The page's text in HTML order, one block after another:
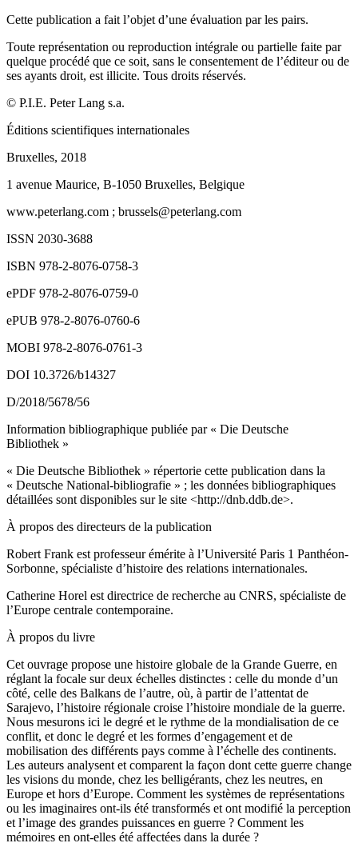
Cette publication a fait l’objet d’une évaluation par les pairs.
Toute représentation ou reproduction intégrale ou partielle faite par
quelque procédé que ce soit, sans le consentement de l’éditeur ou de
ses ayants droit, est illicite. Tous droits réservés.
© P.I.E. Peter Lang s.a.
Éditions scientifiques internationales
Bruxelles, 2018
1 avenue Maurice, B-1050 Bruxelles, Belgique
www.peterlang.com ; brussels@peterlang.com
ISSN 2030-3688
ISBN 978-2-8076-0758-3
ePDF 978-2-8076-0759-0
ePUB 978-2-8076-0760-6
MOBI 978-2-8076-0761-3
DOI 10.3726/b14327
D/2018/5678/56
Information bibliographique publiée par « Die Deutsche
Bibliothek »
« Die Deutsche Bibliothek » répertorie cette publication dans la
« Deutsche National-bibliografie » ; les données bibliographiques
détaillées sont disponibles sur le site <http://dnb.ddb.de>.
À propos des directeurs de la publication
Robert Frank est professeur émérite à l’Université Paris 1 Panthéon-
Sorbonne, spécialiste d’histoire des relations internationales.
Catherine Horel est directrice de recherche au CNRS, spécialiste de
l’Europe centrale contemporaine.
À propos du livre
Cet ouvrage propose une histoire globale de la Grande Guerre, en
réglant la focale sur deux échelles distinctes : celle du monde d’un
côté, celle des Balkans de l’autre, où, à partir de l’attentat de
Sarajevo, l’histoire régionale croise l’histoire mondiale de la guerre.
Nous mesurons ici le degré et le rythme de la mondialisation de ce
conflit, et donc le degré et les formes d’engagement et de
mobilisation des différents pays comme à l’échelle des continents.
Les auteurs analysent et comparent la façon dont cette guerre change
les visions du monde, chez les belligérants, chez les neutres, en
Europe et hors d’Europe. Comment les systèmes de représentations
ou les imaginaires ont-ils été transformés et ont modifié la perception
et l’image des grandes puissances en guerre ? Comment les
mémoires en ont-elles été affectées dans la durée ?